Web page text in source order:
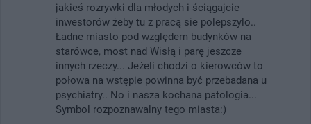
jakieś rozrywki dla młodych i ściągajcie
inwestorów żeby tu z pracą sie polepszylo..
Ładne miasto pod względem budynków na
starówce, most nad Wisłą i parę jeszcze
innych rzeczy... Jeżeli chodzi o kierowców to
połowa na wstępie powinna być przebadana u
psychiatry.. No i nasza kochana patologia...
Symbol rozpoznawalny tego miasta:)